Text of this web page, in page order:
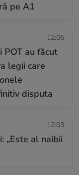
pe A1
12:05
POT au făcut
legii care
disputa
12:03
„Este al naibii